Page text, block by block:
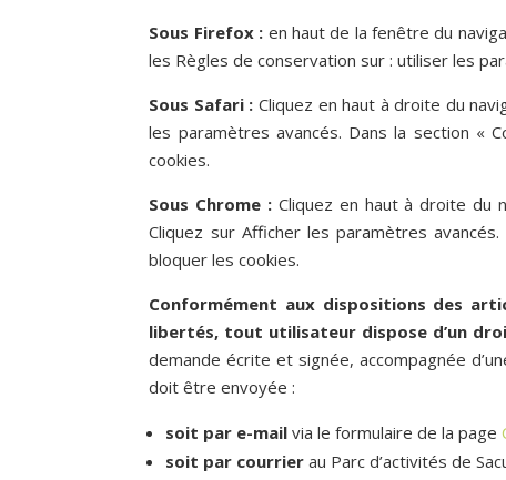
Sous Firefox : en haut de la fenêtre du
les Règles de conservation sur : utiliser les
Sous Safari : Cliquez en haut à droite du
les paramètres avancés. Dans la section «
cookies.
Sous Chrome : Cliquez en haut à droite du
Cliquez sur Afficher les paramètres
bloquer les cookies.
Conformément aux dispositions des
libertés, tout utilisateur dispose d’un
demande écrite et signée, accompagnée
doit être envoyée :
soit par e-mail via le formulaire de la page
soit par courrier au Parc d’activités de